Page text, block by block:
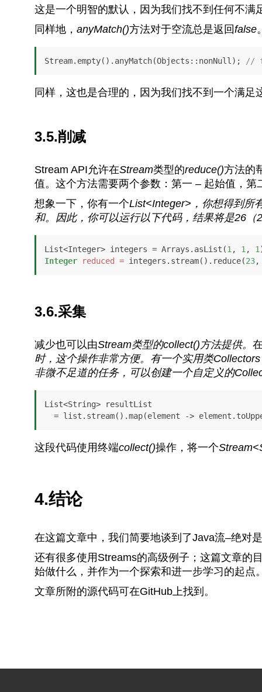
这是一个明智的默认，因为我们找不到任何不满
同样地， anyMatch()方法对于空流总是返回false
Stream.empty().anyMatch(Objects::nonNull); //
同样，这也是合理的，因为我们找不到一个满足
3.5.削减
Stream API允许在Stream类型的reduce()方法的
值。这个方法需要两个参数：第一 – 起始值，第
想象一下，你有一个List<Integer> ，你想得到所
和。因此，你可以运行以下代码，结果将是26（
List<Integer> integers = Arrays.asList(1 , 1 , 1
Integer
reduced = integers.stream().reduce(23,
3.6.采集
减少也可以由Stream类型的collect() 方法提供。
时，这个操作非常方便。 有一个实用类Collectors
非微不足道的任务，可以创建一个自定义的
List<String> resultList
= list.stream().map(element ->
这段代码使用终端collect()操作，将一个
4.结论
在这篇文章中，我们简要地谈到了Java流–绝对
还有很多使用Streams的高级例子；这篇文章的
始做什么，并作为一个探索和进一步学习的起点
文章所附的源代码可在GitHub上找到。